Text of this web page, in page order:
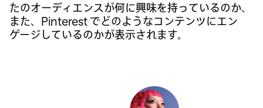
たのオーディエンスが何に興味を持っているのか、
また、Pinterest でどのようなコンテンツにエン
ゲージしているのかが表示されます。
（一部地域のみ）。ユーザーが何を検索しているか
をチェックして、新しいトレンドや上昇中のトピッ
クを見つけましょう。
Predictsでは、Pinterest ユーザーの検索動向をも
とに、フードからファッションまで、さまざまなカ
テゴリで次に来るトレンドを予測しています。